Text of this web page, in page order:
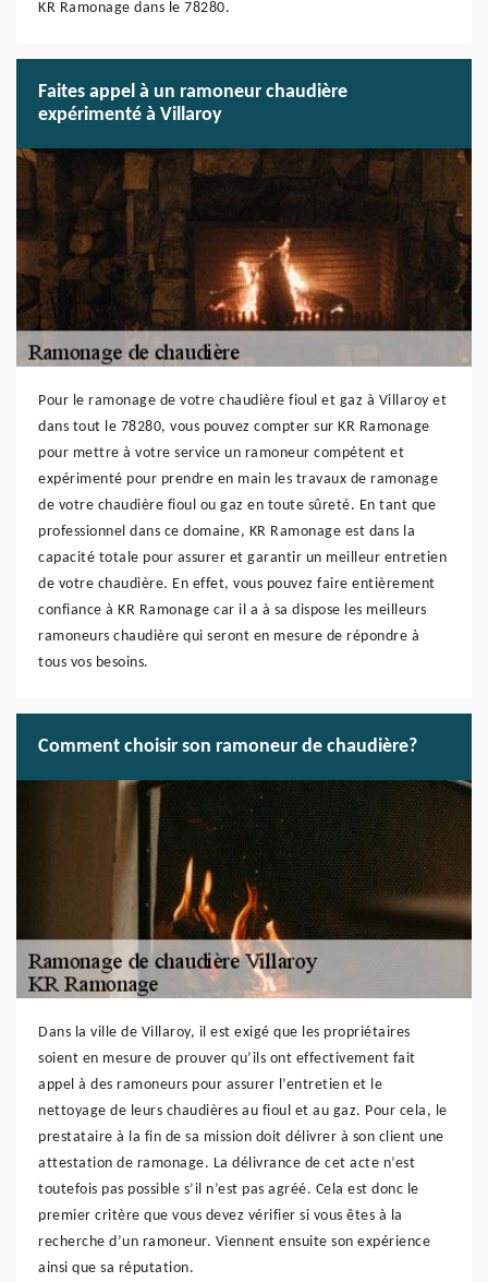
KR Ramonage dans le 78280.
Faites appel à un ramoneur chaudière
expérimenté à Villaroy
Pour le ramonage de votre chaudière fioul et gaz à Villaroy et
dans tout le 78280, vous pouvez compter sur KR Ramonage
pour mettre à votre service un ramoneur compétent et
expérimenté pour prendre en main les travaux de ramonage
de votre chaudière fioul ou gaz en toute sûreté. En tant que
professionnel dans ce domaine, KR Ramonage est dans la
capacité totale pour assurer et garantir un meilleur entretien
de votre chaudière. En effet, vous pouvez faire entièrement
confiance à KR Ramonage car il a à sa dispose les meilleurs
ramoneurs chaudière qui seront en mesure de répondre à
tous vos besoins.
Comment choisir son ramoneur de chaudière?
Dans la ville de Villaroy, il est exigé que les propriétaires
soient en mesure de prouver qu’ils ont effectivement fait
appel à des ramoneurs pour assurer l’entretien et le
nettoyage de leurs chaudières au fioul et au gaz. Pour cela, le
prestataire à la fin de sa mission doit délivrer à son client une
attestation de ramonage. La délivrance de cet acte n’est
toutefois pas possible s’il n’est pas agréé. Cela est donc le
premier critère que vous devez vérifier si vous êtes à la
recherche d’un ramoneur. Viennent ensuite son expérience
ainsi que sa réputation.